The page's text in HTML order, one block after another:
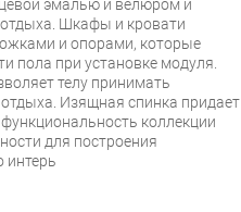
эмалью и велюром и
Шкафы и кровати
и опорами, которые
пола при установке модуля.
телу принимать
Изящная спинка придает
коллекции
для построения
интерь